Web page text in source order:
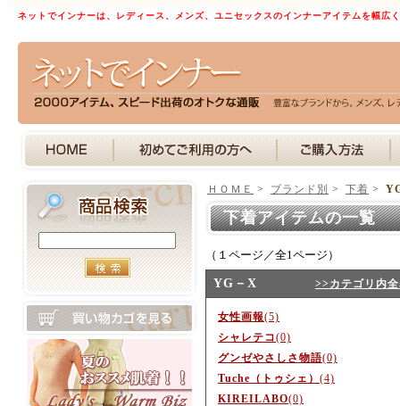
ネットでインナーは、レディース、メンズ、ユニセックスのインナーアイテムを幅広
ＨＯＭＥ > ブランド別 > 下着 >
下着アイテムの一覧
（１ページ／全1ページ）
YG－X >>カテゴリ内
女性画報(5)
シャレテコ(0)
グンゼやさしさ物語(0)
Tuche（トゥシェ） (4)
KIREILABO(0)